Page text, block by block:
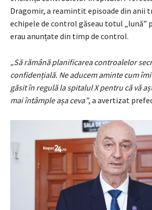
Dragomir, a reamintit episoade din anii
echipele de control găseau totul „lună”
erau anunțate din timp de control.
„Să rămână planificarea controalelor
confidențială. Ne aducem aminte cum
găsit în regulă la spitalul X pentru că vă
mai întâmple așa ceva”, a avertizat